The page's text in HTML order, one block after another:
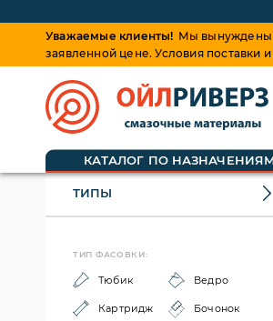
Уважаемые клиенты! Мы вынуждены
заявленной цене. Условия поставки
КАТАЛОГ ПО
ТИПЫ
ТИП ФАСОВКИ:
Тюбик Ведро
Картридж Бочонок